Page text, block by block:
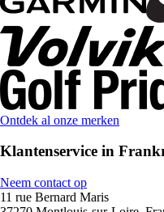
Ontdek al onze merken
Klantenservice in
Neem contact op
11 rue Bernard Maris